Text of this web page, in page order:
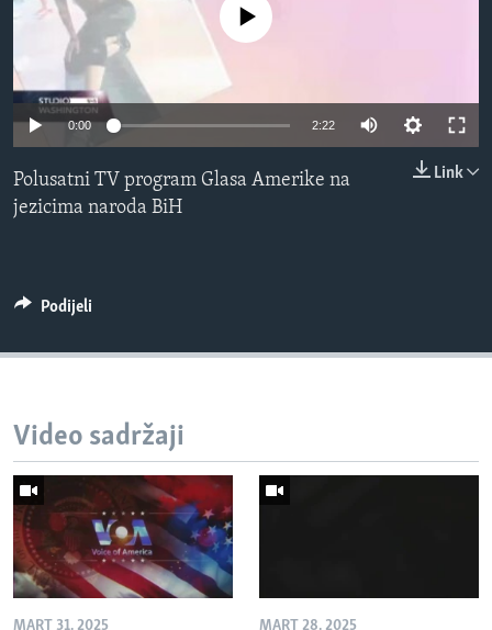
MAGAZIN
O GLASU AMERIKE
Learning English
PRATITE NAS
No media source currently available
0:00 2:22
Link
Polusatni TV program Glasa Amerike na
jezicima naroda BiH
Podijeli
Video sadržaji
MART 31, 2025 MART 28, 2025